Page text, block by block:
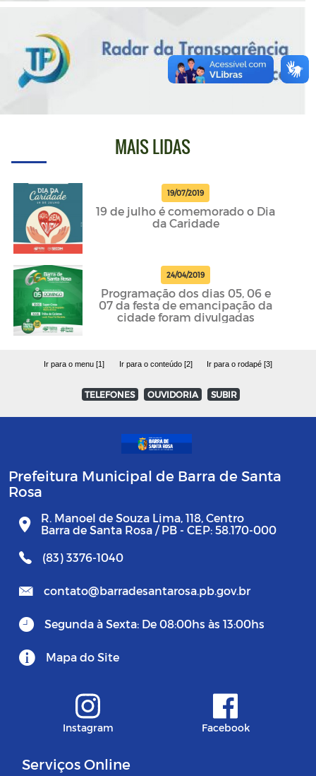
MAIS LIDAS
19/07/2019
19 de julho é comemorado o Dia
da Caridade
24/04/2019
Programação dos dias 05, 06 e
07 da festa de emancipação da
cidade foram divulgadas
Ir para o menu [1] Ir para o conteúdo [2] Ir para o rodapé [3]
TELEFONES OUVIDORIA SUBIR
Prefeitura Municipal de Barra de Santa
Rosa
R. Manoel de Souza Lima, 118, Centro
Barra de Santa Rosa / PB - CEP: 58.170-000
(83) 3376-1040
contato@barradesantarosa.pb.gov.br
Segunda à Sexta: De 08:00hs às 13:00hs
Mapa do Site
Instagram Facebook
Serviços Online